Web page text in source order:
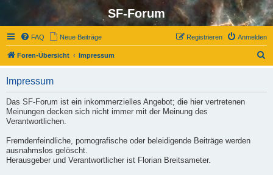
SF-Forum
FAQ Neue Beiträge Anmelden
Registrieren
Foren-Übersicht Impressum
Impressum
Das SF-Forum ist ein inkommerzielles Angebot; die hier vertretenen
Meinungen decken sich nicht immer mit der Meinung des
Verantwortlichen.
Fremdenfeindliche, pornografische oder beleidigende Beiträge werden
ausnahmslos gelöscht.
Herausgeber und Verantwortlicher ist Florian Breitsameter.